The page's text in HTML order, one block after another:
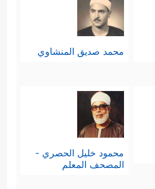
محمد صديق المنشاوي
محمود خليل الحصري -
المصحف المعلم